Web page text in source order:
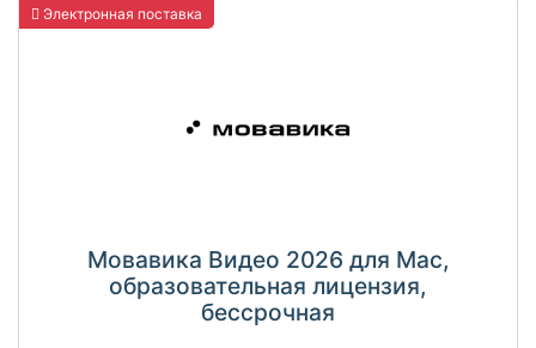
Электронная поставка
Мовавика Видео 2026 для Мас,
образовательная лицензия,
бессрочная